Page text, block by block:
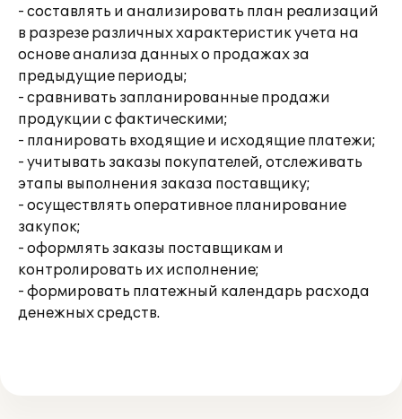
- составлять и анализировать план реализаций
в разрезе различных характеристик учета на
основе анализа данных о продажах за
предыдущие периоды;
- сравнивать запланированные продажи
продукции с фактическими;
- планировать входящие и исходящие платежи;
- учитывать заказы покупателей, отслеживать
этапы выполнения заказа поставщику;
- осуществлять оперативное планирование
закупок;
- оформлять заказы поставщикам и
контролировать их исполнение;
- формировать платежный календарь расхода
денежных средств.